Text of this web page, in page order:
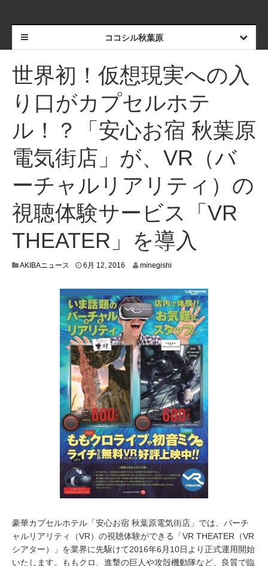
ココシル秋葉原
世界初！仮想現実への入
り口がカプセルホテ
ル！？「安心お宿 秋葉原
電気街店」が、VR（バ
ーチャルリアリティ）の
視聴体験サービス「VR
THEATER」を導入
AKIBAニュース 6月 12, 2016
,
2
0
1
6
minegishi
豪華カプセルホテル「安心お宿 秋葉原電気街店」では、バーチ
ャルリアリティ（VR）の視聴体験ができる「VR THEATER（VR
シアター）」を業界に先駆けて2016年6月10日より正式運用開始
いたします。ももクロ、進撃の巨人や攻殻機動隊など、良質で臨